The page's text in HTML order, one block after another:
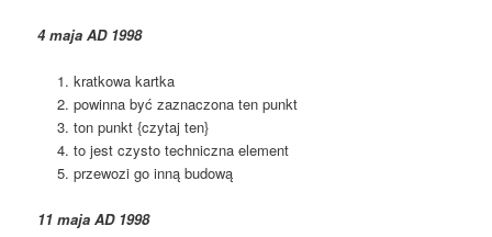
4 maja AD 1998
kratkowa kartka
powinna być zaznaczona ten punkt
ton punkt {czytaj ten}
to jest czysto techniczna element
przewozi go inną budową
11 maja AD 1998